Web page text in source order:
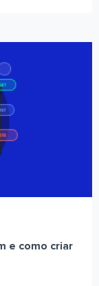
e como criar